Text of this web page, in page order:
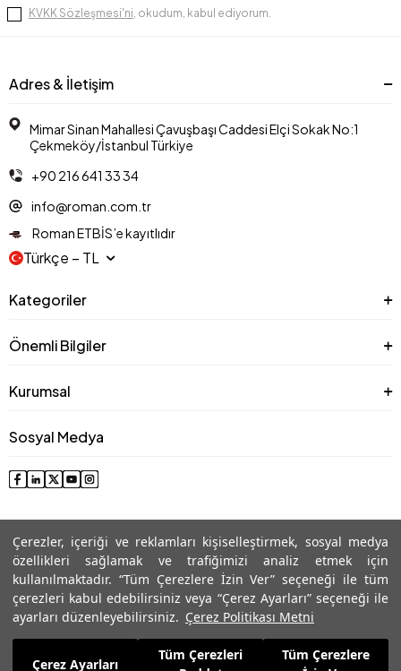
Çerezler, içeriği ve reklamları kişiselleştirmek, sosyal medya
özellikleri sağlamak ve trafiğimizi analiz etmek için
kullanılmaktadır. “Tüm Çerezlere İzin Ver” seçeneği ile tüm
çerezleri kabul edebilirsiniz veya “Çerez Ayarları” seçeneği ile
ayarları düzenleyebilirsiniz. Çerez Politikası Metni
Çerez Ayarları
Tüm Çerezleri
Tüm Çerezlere
6.824,99 TL
KVKK Sözleşmesi'ni, okudum, kabul ediyorum.
Adres & İletişim
Mimar Sinan Mahallesi Çavuşbaşı Caddesi Elçi Sokak No:1
Çekmeköy/İstanbul Türkiye
+90 216 641 33 34
info@roman.com.tr
Roman ETBİS’e kayıtlıdır
Türkçe − TL
Kategoriler
Önemli Bilgiler
Kurumsal
Sosyal Medya
© 2025 Roman® Tüm Hakları Saklıdır, İzinsiz kullanılamaz